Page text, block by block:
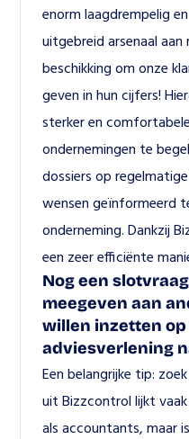
enorm laagdrempelig
uitgebreid arsenaal
beschikking om onze
geven in hun cijfers!
sterker en
ondernemingen te
dossiers op
wensen geïnformeerd
onderneming. Dankzij
een zeer efficiënte
Nog een
meegeven aan
willen inzetten
adviesverlening
Een belangrijke tip:
uit Bizzcontrol lijkt
als accountants, maar